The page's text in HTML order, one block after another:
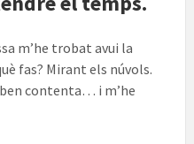
m’he trobat avui la
fas? Mirant els núvols.
contenta… i m’he